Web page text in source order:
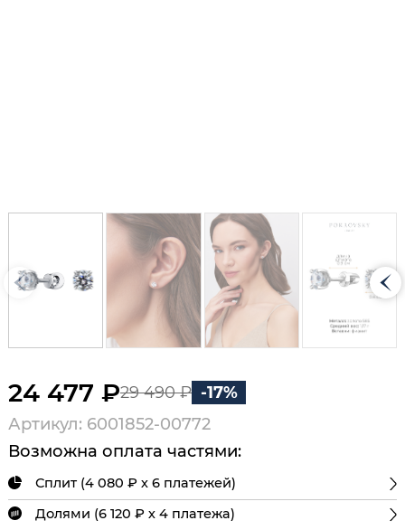
24 477 ₽29 490 ₽ -17%
Артикул: 6001852-00772
Возможна оплата частями:
Сплит (4 080 ₽ х 6 платежей)
Долями (6 120 ₽ х 4 платежа)